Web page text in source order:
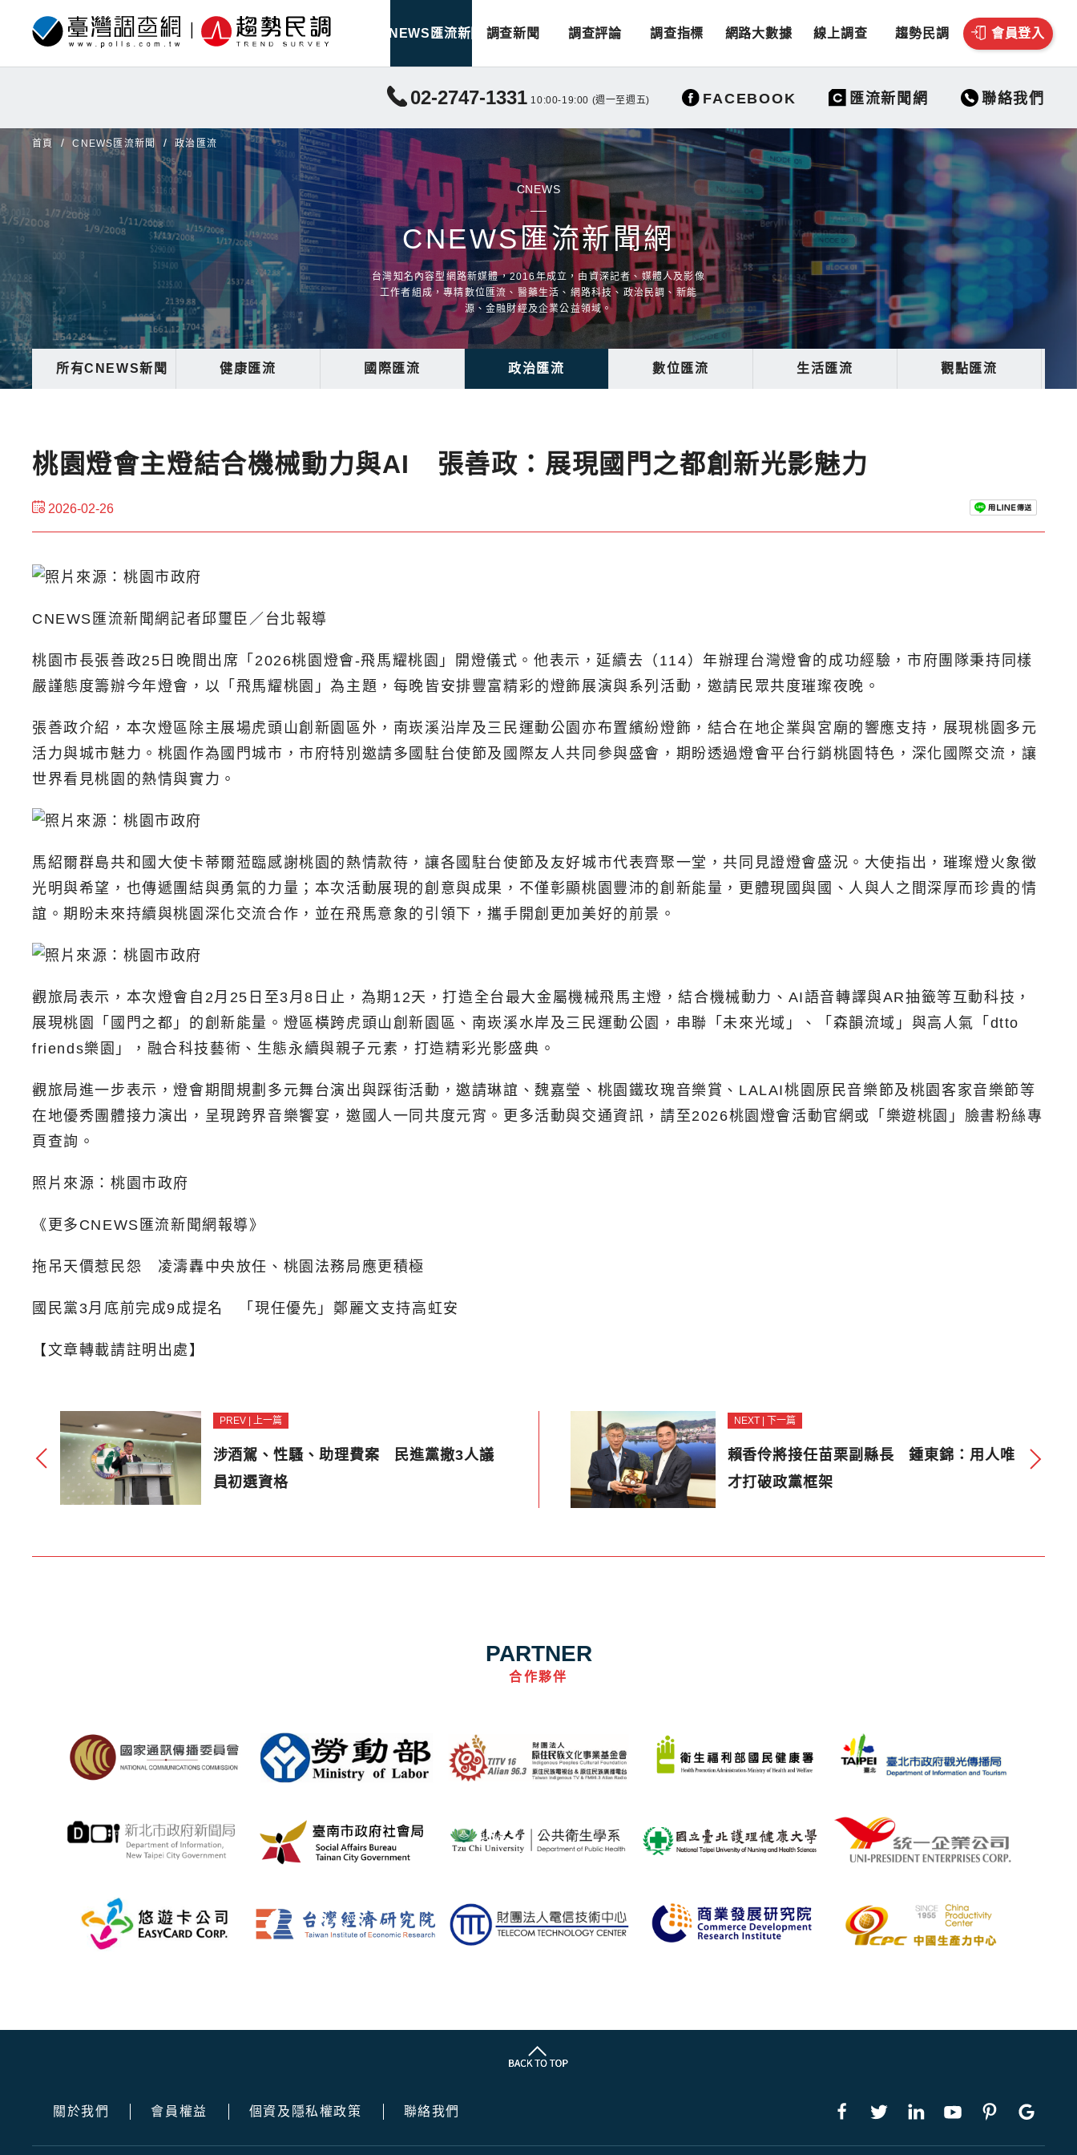
CNEWS匯流新聞 調查新聞 調查評論 調查指標 網路大數據 線上調查 趨勢民調 會員登入
02-2747-1331 10:00-19:00 (週一至週五) FACEBOOK 匯流新聞網 聯絡我們
首頁 CNEWS匯流新聞 政治匯流
CNEWS
CNEWS匯流新聞網
台灣知名內容型網路新媒體，2016年成立，由資深記者、媒體人及影像
工作者組成，專精數位匯流、醫藥生活、網路科技、政治民調、新能
源、金融財經及企業公益領域。
所有CNEWS新聞 健康匯流 國際匯流 政治匯流 數位匯流 生活匯流 觀點匯流
桃園燈會主燈結合機械動力與AI 張善政：展現國門之都創新光影魅力
2026-02-26
CNEWS匯流新聞網記者邱璽臣／台北報導
桃園市長張善政25日晚間出席「2026桃園燈會-飛馬耀桃園」開燈儀式。他表示，延續去（114）年辦理台灣燈會的成功經驗，市府團隊秉持同樣
嚴謹態度籌辦今年燈會，以「飛馬耀桃園」為主題，每晚皆安排豐富精彩的燈飾展演與系列活動，邀請民眾共度璀璨夜晚。
張善政介紹，本次燈區除主展場虎頭山創新園區外，南崁溪沿岸及三民運動公園亦布置繽紛燈飾，結合在地企業與宮廟的響應支持，展現桃園多元
活力與城市魅力。桃園作為國門城市，市府特別邀請多國駐台使節及國際友人共同參與盛會，期盼透過燈會平台行銷桃園特色，深化國際交流，讓
世界看見桃園的熱情與實力。
馬紹爾群島共和國大使卡蒂爾蒞臨感謝桃園的熱情款待，讓各國駐台使節及友好城市代表齊聚一堂，共同見證燈會盛況。大使指出，璀璨燈火象徵
光明與希望，也傳遞團結與勇氣的力量；本次活動展現的創意與成果，不僅彰顯桃園豐沛的創新能量，更體現國與國、人與人之間深厚而珍貴的情
誼。期盼未來持續與桃園深化交流合作，並在飛馬意象的引領下，攜手開創更加美好的前景。
觀旅局表示，本次燈會自2月25日至3月8日止，為期12天，打造全台最大金屬機械飛馬主燈，結合機械動力、AI語音轉譯與AR抽籤等互動科技，
展現桃園「國門之都」的創新能量。燈區橫跨虎頭山創新園區、南崁溪水岸及三民運動公園，串聯「未來光域」、「森韻流域」與高人氣「dtto
friends樂園」，融合科技藝術、生態永續與親子元素，打造精彩光影盛典。
觀旅局進一步表示，燈會期間規劃多元舞台演出與踩街活動，邀請琳誼、魏嘉瑩、桃園鐵玫瑰音樂賞、LALAI桃園原民音樂節及桃園客家音樂節等
在地優秀團體接力演出，呈現跨界音樂饗宴，邀國人一同共度元宵。更多活動與交通資訊，請至2026桃園燈會活動官網或「樂遊桃園」臉書粉絲專
頁查詢。
照片來源：桃園市政府
《更多CNEWS匯流新聞網報導》
拖吊天價惹民怨 凌濤轟中央放任、桃園法務局應更積極
國民黨3月底前完成9成提名 「現任優先」鄭麗文支持高虹安
【文章轉載請註明出處】
PREV | 上一篇
涉酒駕、性騷、助理費案 民進黨撤3人議
員初選資格
NEXT | 下一篇
賴香伶將接任苗栗副縣長 鍾東錦：用人唯
才打破政黨框架
PARTNER
合作夥伴
關於我們 會員權益 個資及隱私權政策 聯絡我們